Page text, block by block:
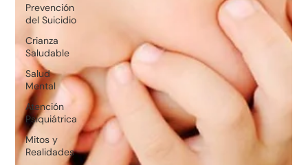
Prevención
del Suicidio
Crianza
Saludable
Salud
Mental
Atención
Psiquiátrica
Mitos y
Realidades